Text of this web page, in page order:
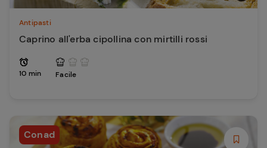
Antipasti
Caprino all'erba cipollina con mirtilli rossi
10 min Facile
Conad